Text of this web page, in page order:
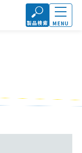
製品検索 MENU